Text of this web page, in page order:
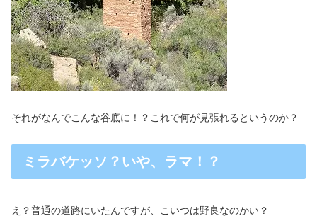
それがなんでこんな谷底に！？これで何が見張れるというのか？
ミラバケッソ？いや、ラマ！？
え？普通の道路にいたんですが、こいつは野良なのかい？